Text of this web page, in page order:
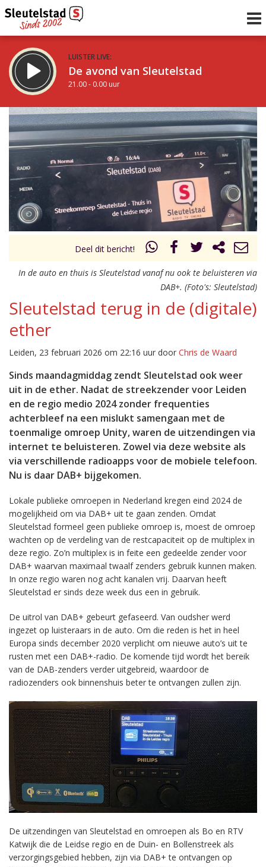
LUISTER LIVE:
De avond van Sleutelstad
21.00 - 0.00 uur
STRAKS:
De nacht van Sleutelstad
0.00 - 6.00 uur
Vorig uur
uur 1 van 0 Volgend uur
Deel dit bericht!
In de auto en thuis is Sleutelstad vanaf nu ook te beluisteren via
DAB+. (Foto's: Sleutelstad)
Sleutelstad terug in de (digitale)
ether
Leiden, 23 februari 2026 om 22:16 uur door Chris de Waard
Sinds maandagmiddag zendt Sleutelstad ook weer
uit in de ether. Nadat de streekzender voor Leiden
en de regio medio 2024 zonder frequenties
achterbleef na een mislukt samengaan met de
toenmalige omroep Unity, waren de uitzendingen via
internet te beluisteren. Zowel via deze website als
via verschillende radioapps voor de mobiele telefoon.
Nu is daar DAB+ bijgekomen.
Lokale publieke omroepen in Nederland kregen eind 2024 de
mogelijkheid om via DAB+ uit te gaan zenden. Omdat
Sleutelstad formeel geen publieke omroep is, moest de omroep
wachten op de verdeling van de restcapaciteit op de multiplex in
deze regio. Zo’n multiplex is in feite een gedeelde zender voor
DAB+ waarvan maximaal twaalf zenders gebruik kunnen maken.
In onze regio waren nog acht kanalen vrij. Daarvan heeft
Sleutelstad er sinds deze week dus een in gebruik.
De uitrol van DAB+ gebeurt gefaseerd. Van oudsher werd
ingezet op luisteraars in de auto. Om die reden is het in heel
Europa sinds december 2020 verplicht om nieuwe auto’s uit te
rusten met een DAB+-radio. De komende tijd wordt het bereik
van de DAB-zenders verder uitgebreid, waardoor de
radiozenders ook binnenshuis beter te ontvangen zullen zijn.
De uitzendingen van Sleutelstad en omroepen als Bo en RTV
Katwijk die de Leidse regio en de Duin- en Bollenstreek als
verzorgingsgebied hebben, zijn via DAB+ te ontvangen op